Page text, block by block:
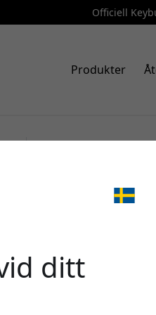
Officiell
Produkter
Art.nr.: AP_S3_NBN
KeyBudz
AirPods 3
passform -
ditt